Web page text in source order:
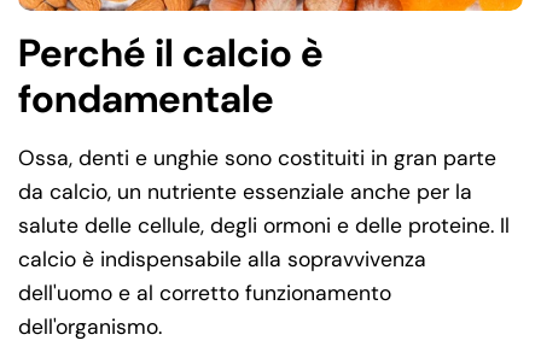
Perché il calcio è
fondamentale
Ossa, denti e unghie sono costituiti in gran parte
da calcio, un nutriente essenziale anche per la
salute delle cellule, degli ormoni e delle proteine. Il
calcio è indispensabile alla sopravvivenza
dell'uomo e al corretto funzionamento
dell'organismo.